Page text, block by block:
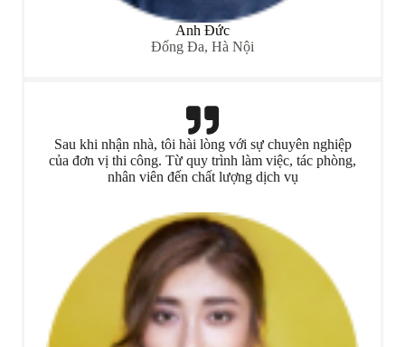
Anh Đức
Đống Đa, Hà Nội
Sau khi nhận nhà, tôi hài lòng với sự chuyên nghiệp
của đơn vị thi công. Từ quy trình làm việc, tác phòng,
nhân viên đến chất lượng dịch vụ